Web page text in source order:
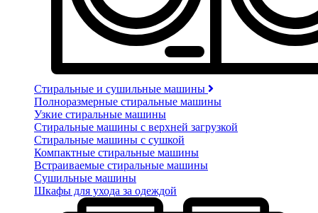
Стиральные и сушильные машины
Полноразмерные стиральные машины
Узкие стиральные машины
Стиральные машины с верхней загрузкой
Стиральные машины с сушкой
Компактные стиральные машины
Встраиваемые стиральные машины
Сушильные машины
Шкафы для ухода за одеждой